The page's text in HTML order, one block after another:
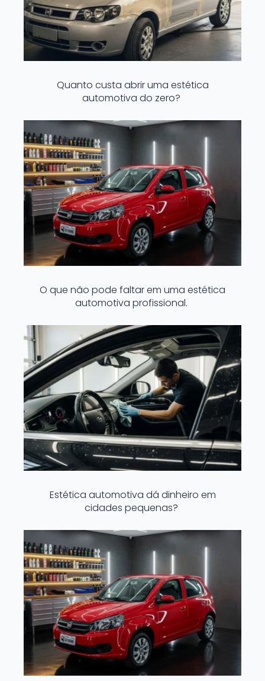
Quanto custa abrir uma estética
automotiva do zero?
O que não pode faltar em uma estética
automotiva profissional.
Estética automotiva dá dinheiro em
cidades pequenas?